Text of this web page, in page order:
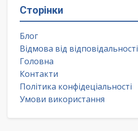
Сторінки
Блог
Відмова від відповідальності
Головна
Контакти
Політика конфідеціальності
Умови використання